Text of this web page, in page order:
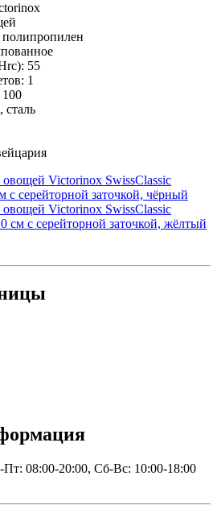
полипропилен
55
1
сталь
Victorinox SwissClassic
с серейторной заточкой, чёрный
Victorinox SwissClassic
см с серейторной заточкой, жёлтый
08:00-20:00, Сб-Вс: 10:00-18:00